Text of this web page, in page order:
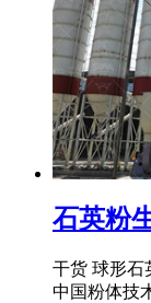
石英粉
干货 球形石
中国粉体技